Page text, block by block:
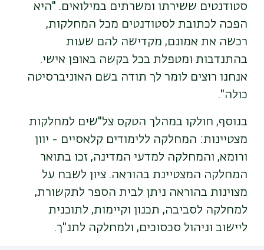
סטודנטים ששירתו ומשרתים במילואים. "היא
הפכה לכתובת לסטודנטים מכל המחלקות,
רכשה את אמונם, מקדישה להם שעות
בהתנדבות ומטפלת בכל בקשה באופן אישי.
אנחנו רוצים לומר לך תודה בשם האוניברסיטה
כולה".
בנוסף, חולקו במהלך הטקס צל"שים למחלקות
מצטיינות: המחלקה ללימודים קלאסיים - יוון
ורומא, והמחלקה למדעי המדינה, זכו בתואר
המחלקה המצטיינת בהוראה. ציון לשבח על
מצוינות בהוראה ניתן לבית הספר לתקשורת,
למחלקה לסביבה, תכנון וקיימות, לתוכנית
ליישוב וניהול סכסוכים, ולמחלקה לתנ"ך.